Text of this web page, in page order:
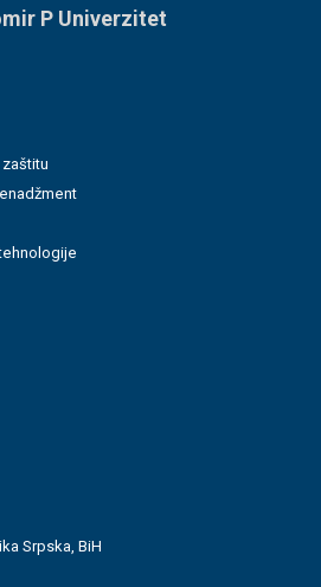
P Univerzitet
Srpska, BiH